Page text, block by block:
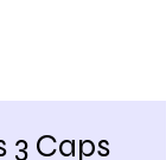
3 Caps